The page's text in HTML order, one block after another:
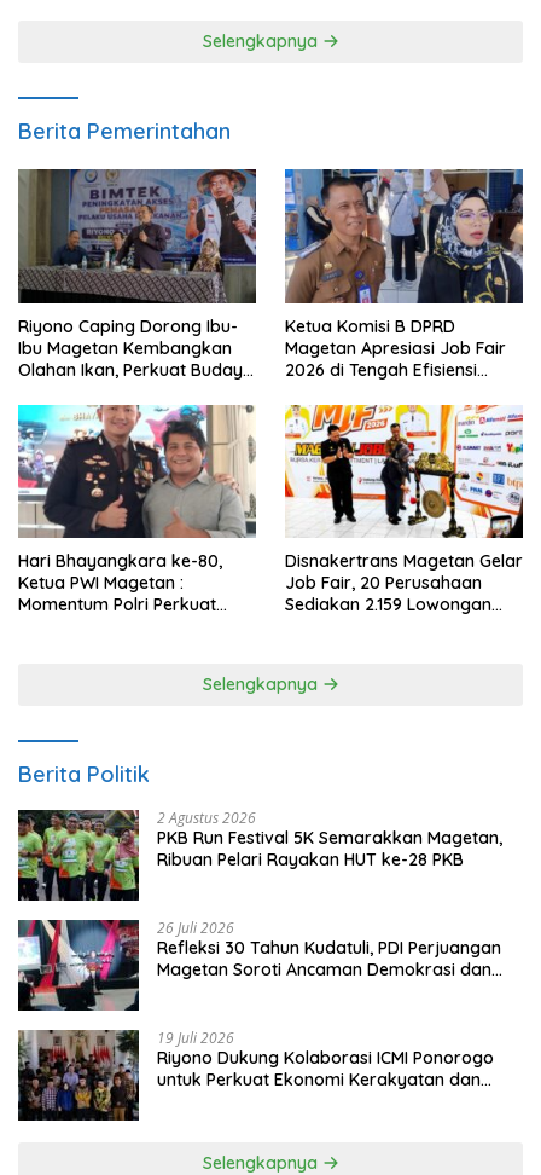
Selengkapnya
Berita Pemerintahan
Riyono Caping Dorong Ibu-
Ibu Magetan Kembangkan
Olahan Ikan, Perkuat Budaya
Ketua Komisi B DPRD
Magetan Apresiasi Job Fair
2026 di Tengah Efisiensi
Hari Bhayangkara ke-80,
Ketua PWI Magetan :
Momentum Polri Perkuat
Disnakertrans Magetan Gelar
Job Fair, 20 Perusahaan
Sediakan 2.159 Lowongan
Selengkapnya
Berita Politik
2 Agustus 2026
PKB Run Festival 5K Semarakkan Magetan,
Ribuan Pelari Rayakan HUT ke-28 PKB
26 Juli 2026
Refleksi 30 Tahun Kudatuli, PDI Perjuangan
Magetan Soroti Ancaman Demokrasi dan
19 Juli 2026
Riyono Dukung Kolaborasi ICMI Ponorogo
untuk Perkuat Ekonomi Kerakyatan dan
Selengkapnya